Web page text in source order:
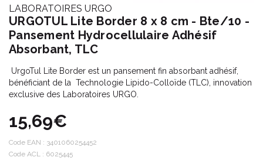
LABORATOIRES URGO
URGOTUL Lite Border 8 x 8 cm - Bte/10 -
Pansement Hydrocellulaire Adhésif
Absorbant, TLC
UrgoTul Lite Border est un pansement fin absorbant adhésif,
bénéficiant de la Technologie Lipido-Colloïde (TLC), innovation
exclusive des Laboratoires URGO.
15,69€
Code EAN : 3401060254452
Code ACL : 6025445